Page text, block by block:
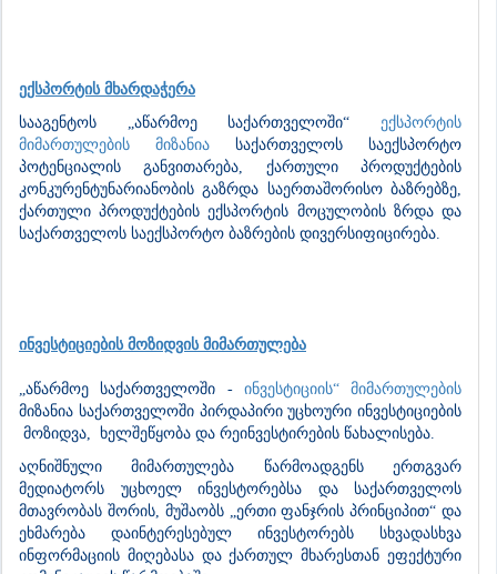
ექსპორტის მხარდაჭერა
სააგენტოს „აწარმოე საქართველოში“ ექსპორტის
მიმართულების მიზანია საქართველოს საექსპორტო
პოტენციალის განვითარება, ქართული პროდუქტების
კონკურენტუნარიანობის გაზრდა საერთაშორისო ბაზრებზე,
ქართული პროდუქტების ექსპორტის მოცულობის ზრდა და
საქართველოს საექსპორტო ბაზრების დივერსიფიცირება.
ინვესტიციების მოზიდვის მიმართულება
„აწარმოე საქართველოში - ინვესტიციის“ მიმართულების
მიზანია საქართველოში პირდაპირი უცხოური ინვესტიციების
მოზიდვა, ხელშეწყობა და რეინვესტირების წახალისება.
აღნიშნული მიმართულება წარმოადგენს ერთგვარ
მედიატორს უცხოელ ინვესტორებსა და საქართველოს
მთავრობას შორის, მუშაობს „ერთი ფანჯრის პრინციპით“ და
ეხმარება დაინტერესებულ ინვესტორებს სხვადასხვა
ინფორმაციის მიღებასა და ქართულ მხარესთან ეფექტური